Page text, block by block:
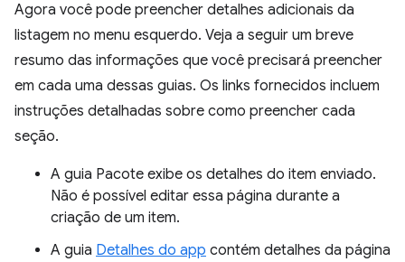
Agora você pode preencher detalhes adicionais da
listagem no menu esquerdo. Veja a seguir um breve
resumo das informações que você precisará preencher
em cada uma dessas guias. Os links fornecidos incluem
instruções detalhadas sobre como preencher cada
seção.
A guia Pacote exibe os detalhes do item enviado.
Não é possível editar essa página durante a
criação de um item.
A guia Detalhes do app contém detalhes da página